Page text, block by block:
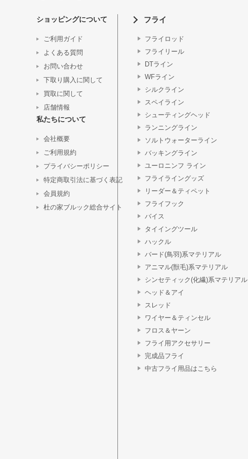
ショッピングについて
ご利用ガイド
よくある質問
お問い合わせ
下取り購入に関して
買取に関して
店舗情報
私たちについて
会社概要
ご利用規約
プライバシーポリシー
特定商取引法に基づく表記
会員規約
杜の家ブルック総合サイト
フライ
フライロッド
フライリール
DTライン
WFライン
シルクライン
スペイライン
シューティングヘッド
ランニングライン
ソルトウォーターライン
バッキングライン
ユーロニンフ ライン
フライライングッズ
リーダー＆ティペット
フライフック
バイス
タイイングツール
ハックル
バード(鳥羽)系マテリアル
アニマル(獣毛)系マテリアル
シンセティック(化繊)系マテリアル
ヘッド＆アイ
スレッド
ワイヤー＆ティンセル
フロス＆ヤーン
フライ用アクセサリー
完成品フライ
中古フライ用品はこちら